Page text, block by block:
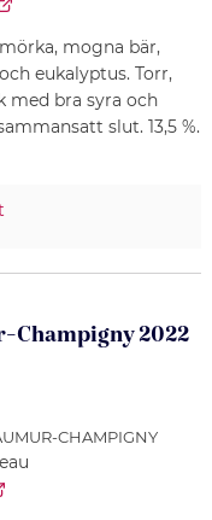
mogna bär,
eukalyptus. Torr,
med bra syra och
slut. 13,5 %.
Champigny 2022
CHAMPIGNY